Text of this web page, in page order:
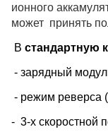
ионного
может принять
В стандартную
- зарядный
- режим реверса
- 3-х скоростной